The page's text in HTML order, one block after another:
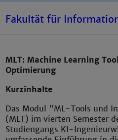
Fakultät für
MLT: Machine Learning
Optimierung
Kurzinhalte
Das Modul "ML-Tools und
(MLT) im vierten Semester
Studiengangs KI-